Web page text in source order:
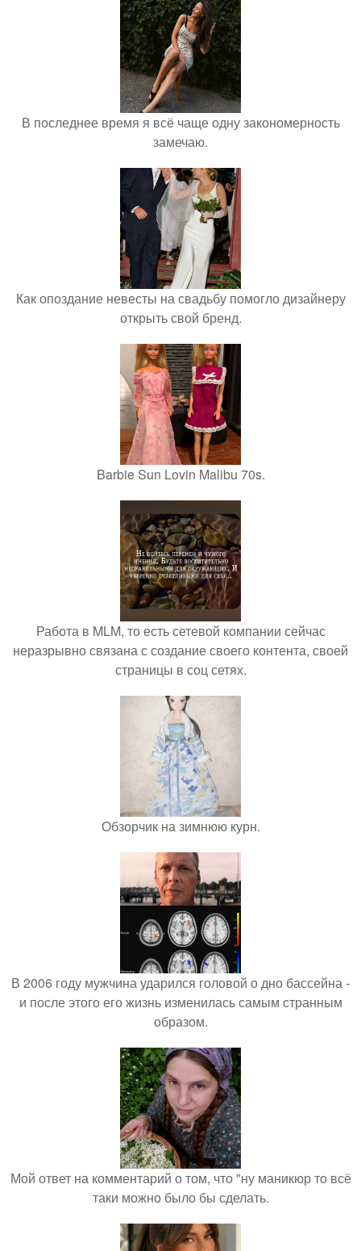
В последнее время я всё чаще одну закономерность
замечаю.
Как опоздание невесты на свадьбу помогло дизайнеру
открыть свой бренд.
Barbie Sun Lovin Malibu 70s.
Работа в MLM, то есть сетевой компании сейчас
неразрывно связана с создание своего контента, своей
страницы в соц сетях.
Обзорчик на зимнюю курн.
В 2006 году мужчина ударился головой о дно бассейна -
и после этого его жизнь изменилась самым странным
образом.
Мой ответ на комментарий о том, что "ну маникюр то всё
таки можно было бы сделать.